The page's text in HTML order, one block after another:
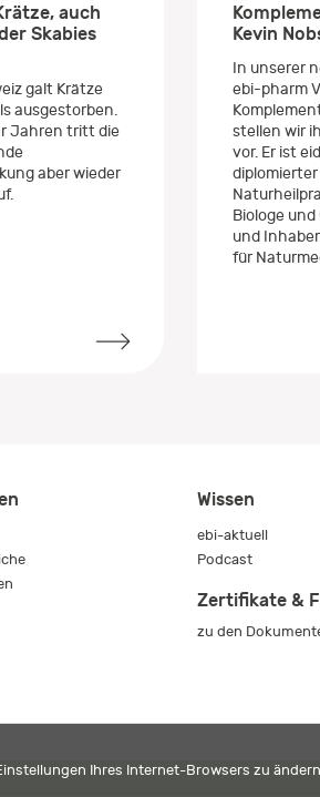
auch
Skabies
galt Krätze
ausgestorben.
Jahren tritt die
aber wieder
Kevin
In unserer
ebi-pharm
stellen wir
vor. Er ist
diplomierter
Biologe
und
für
Wissen
ebi-aktuell
Podcast
Zertifikate &
zu den
Ihres Internet-Browsers zu